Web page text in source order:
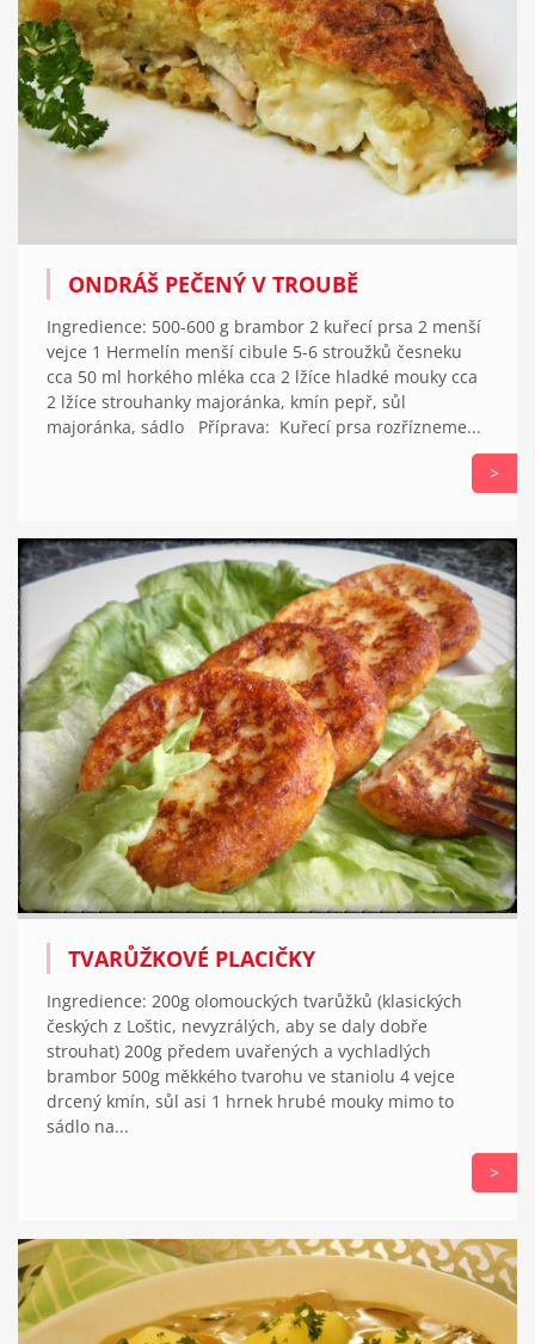
ONDRÁŠ PEČENÝ V TROUBĚ
Ingredience: 500-600 g brambor 2 kuřecí prsa 2 menší
vejce 1 Hermelín menší cibule 5-6 stroužků česneku
cca 50 ml horkého mléka cca 2 lžíce hladké mouky cca
2 lžíce strouhanky majoránka, kmín pepř, sůl
majoránka, sádlo Příprava: Kuřecí prsa rozřízneme...
>
TVARŮŽKOVÉ PLACIČKY
Ingredience: 200g olomouckých tvarůžků (klasických
českých z Loštic, nevyzrálých, aby se daly dobře
strouhat) 200g předem uvařených a vychladlých
brambor 500g měkkého tvarohu ve staniolu 4 vejce
drcený kmín, sůl asi 1 hrnek hrubé mouky mimo to
sádlo na...
>